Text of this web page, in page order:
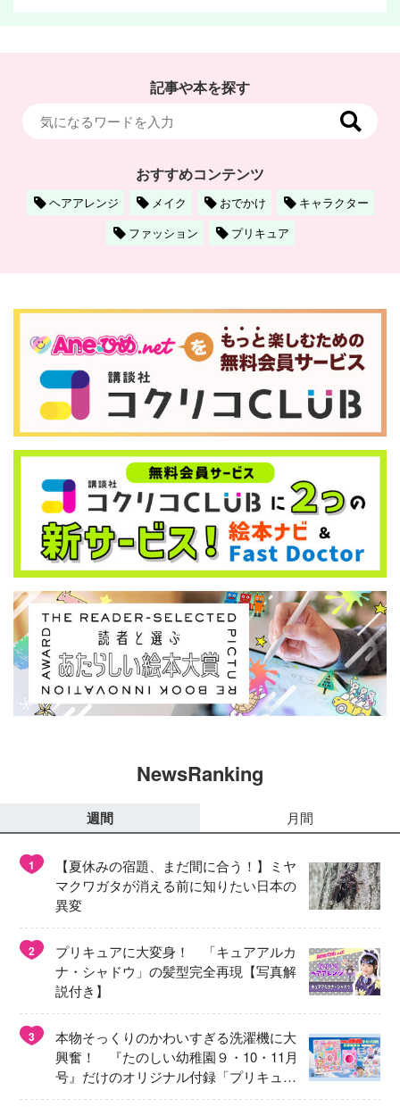
記事や本を探す
おすすめコンテンツ
ヘアアレンジ メイク おでかけ
キャラクター
ファッション
プリキュア
NewsRanking
週間 月間
1
【夏休みの宿題、まだ間に合う！】ミヤ
マクワガタが消える前に知りたい日本の
異変
2
プリキュアに大変身！ 「キュアアルカ
ナ・シャドウ」の髪型完全再現【写真解
説付き】
3
本物そっくりのかわいすぎる洗濯機に大
興奮！ 『たのしい幼稚園９・10・11月
号』だけのオリジナル付録「プリキュ
ア くるくるせんたくき」